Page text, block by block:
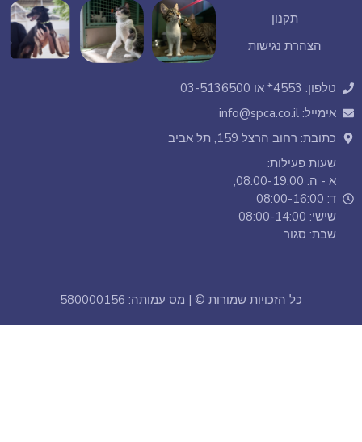
תקנון
הצהרת נגישות
טלפון: 4553* או 03-5136500
אימייל: info@spca.co.il
כתובת: רחוב הרצל 159, תל אביב
שעות פעילות:
א - ה: 08:00-19:00,
ד: 08:00-16:00
שישי: 08:00-14:00
שבת: סגור
כל הזכויות שמורות © | מס עמותה: 580000156